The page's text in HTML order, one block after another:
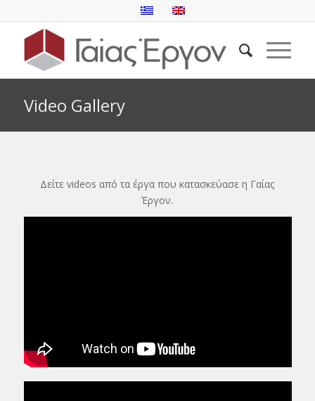
Video Gallery
Δείτε videos από τα έργα που κατασκεύασε η Γαίας
Έργον.